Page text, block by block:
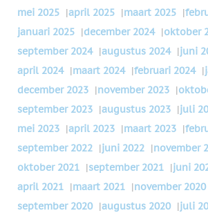
mei 2025 |april 2025 |maart 2025 |
januari 2025 |december 2024 |oktober
september 2024 |augustus 2024 |juni
april 2024 |maart 2024 |februari 2024 |
december 2023 |november 2023 |
september 2023 |augustus 2023 |juli
mei 2023 |april 2023 |maart 2023 |
september 2022 |juni 2022 |november
oktober 2021 |september 2021 |juni
april 2021 |maart 2021 |november 2020
september 2020 |augustus 2020 |juli